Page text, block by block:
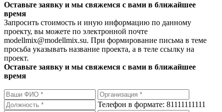
Оставьте заявку и мы свяжемся с вами в ближайшее
время
Запросить стоимость и иную информацию по данному
проекту, вы можете по электронной почте
modellmix@modellmix.su. При формирование письма в теме
просьба указывать название проекта, а в теле ссылку на
проект.
Оставьте заявку и мы свяжемся с вами в ближайшее
время
Телефон в формате: 81111111111